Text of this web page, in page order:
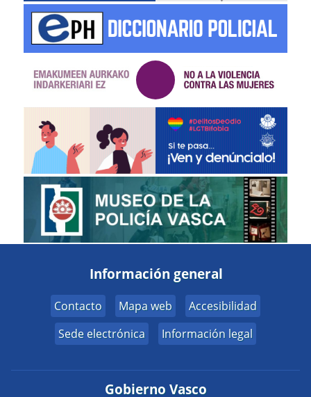
Información general
Contacto Mapa web
Accesibilidad
Sede electrónica
Información legal
Gobierno Vasco